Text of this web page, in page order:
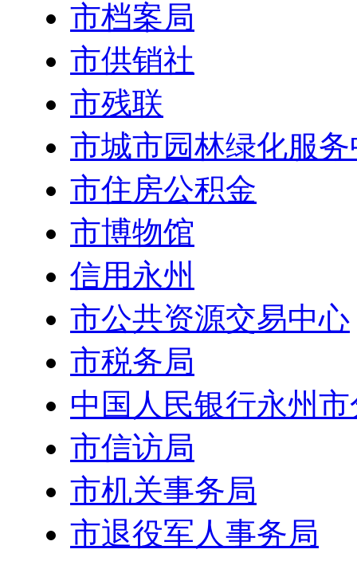
市档案局
市供销社
市残联
市城市园林绿化服
市住房公积金
市博物馆
信用永州
市公共资源交易中心
市税务局
中国人民银行永州
市信访局
市机关事务局
市退役军人事务局